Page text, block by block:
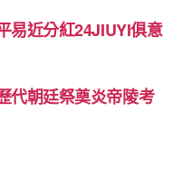
易近分紅24JIUYI俱意
代朝廷祭奠炎帝陵考